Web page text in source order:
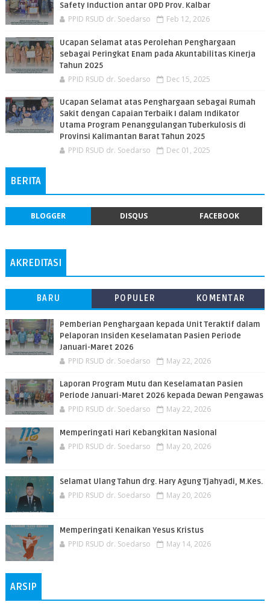
Safety Induction antar OPD Prov. Kalbar
PPID RSUD dr. Soedarso Feb 12, 2026
Ucapan Selamat atas Perolehan Penghargaan
sebagai Peringkat Enam pada Akuntabilitas Kinerja
Tahun 2025
PPID RSUD dr. Soedarso Dec 15, 2025
Ucapan Selamat atas Penghargaan sebagai Rumah
Sakit dengan Capaian Terbaik I dalam Indikator
Utama Program Penanggulangan Tuberkulosis di
Provinsi Kalimantan Barat Tahun 2025
PPID RSUD dr. Soedarso Dec 01, 2025
BERITA
BLOGGER DISQUS FACEBOOK
AKREDITASI
BARU POPULER KOMENTAR
Pemberian Penghargaan kepada Unit Teraktif dalam
Pelaporan Insiden Keselamatan Pasien Periode
Januari-Maret 2026
PPID RSUD dr. Soedarso May 22, 2026
Laporan Program Mutu dan Keselamatan Pasien
Periode Januari-Maret 2026 kepada Dewan Pengawas
PPID RSUD dr. Soedarso May 22, 2026
Memperingati Hari Kebangkitan Nasional
PPID RSUD dr. Soedarso May 20, 2026
Selamat Ulang Tahun drg. Hary Agung Tjahyadi, M.Kes.
PPID RSUD dr. Soedarso May 20, 2026
Memperingati Kenaikan Yesus Kristus
PPID RSUD dr. Soedarso May 14, 2026
ARSIP